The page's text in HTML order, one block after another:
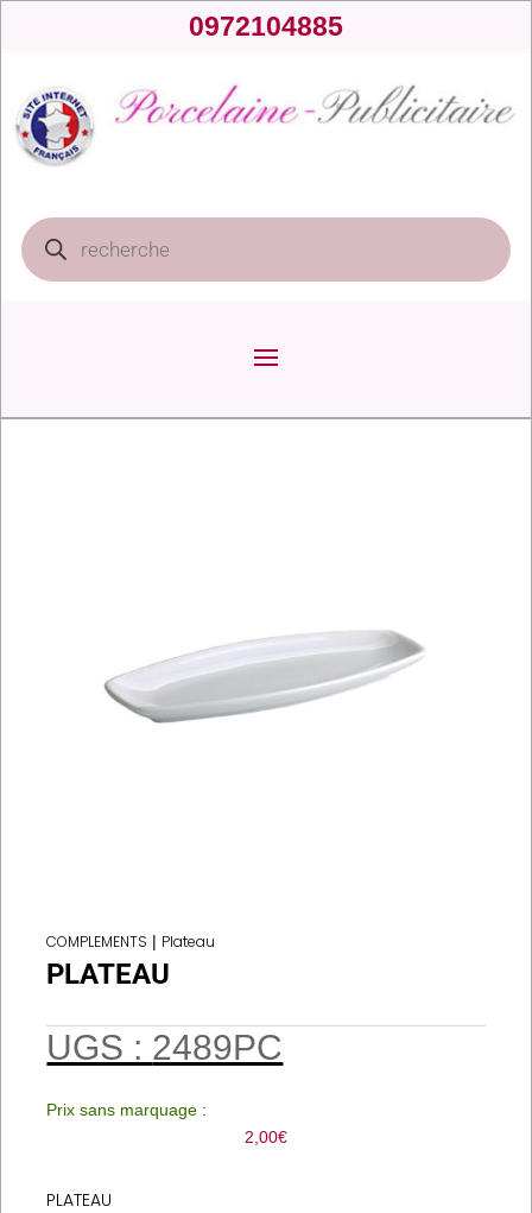
0972104885
Recherche
de
produits
COMPLEMENTS | Plateau
PLATEAU
UGS : 2489PC
Prix sans marquage :
2,00€
PLATEAU